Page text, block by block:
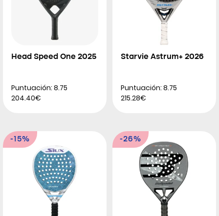
Head Speed One 2025
Puntuación: 8.75
204.40€
Starvie Astrum+ 2026
Puntuación: 8.75
215.28€
-15% -26%